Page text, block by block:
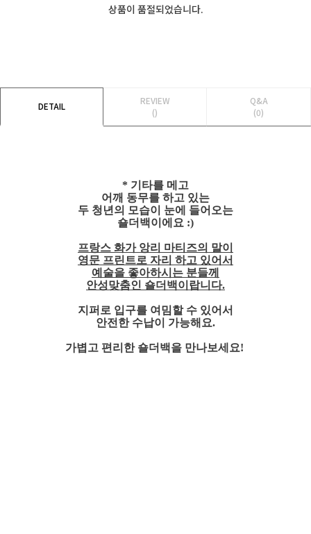
상품이 품절되었습니다.
DETAIL
REVIEW
()
Q&A
(0)
* 기타를 메고
어깨 동무를 하고 있는
두 청년의 모습이 눈에 들어오는
숄더백이에요 :)
프랑스 화가 앙리 마티즈의 말이
영문 프린트로 자리 하고 있어서
예술을 좋아하시는 분들께
안성맞춤인 숄더백이랍니다.
지퍼로 입구를 여밈할 수 있어서
안전한 수납이 가능해요.
가볍고 편리한 숄더백을 만나보세요!